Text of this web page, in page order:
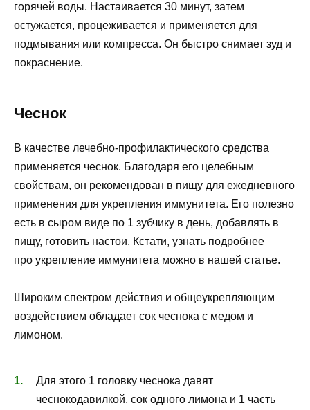
горячей воды. Настаивается 30 минут, затем
остужается, процеживается и применяется для
подмывания или компресса. Он быстро снимает зуд и
покраснение.
Чеснок
В качестве лечебно-профилактического средства
применяется чеснок. Благодаря его целебным
свойствам, он рекомендован в пищу для ежедневного
применения для укрепления иммунитета. Его полезно
есть в сыром виде по 1 зубчику в день, добавлять в
пищу, готовить настои. Кстати, узнать подробнее
про укрепление иммунитета можно в нашей статье.
Широким спектром действия и общеукрепляющим
воздействием обладает сок чеснока с медом и
лимоном.
Для этого 1 головку чеснока давят
чеснокодавилкой, сок одного лимона и 1 часть